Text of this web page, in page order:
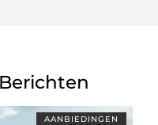
AANBIEDINGEN